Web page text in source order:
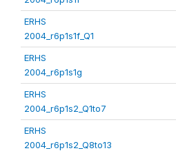
ERHS
2004_r6p1s1f_Q1
ERHS
2004_r6p1s1g
ERHS
2004_r6p1s2_Q1to7
ERHS
2004_r6p1s2_Q8to13